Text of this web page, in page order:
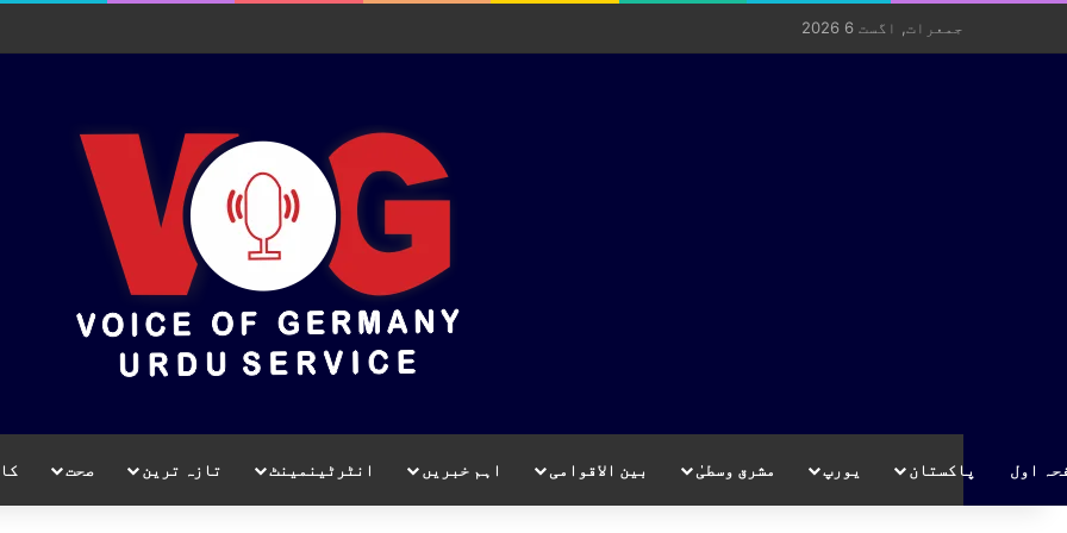
جمعرات, اگست 6 2026
اول پاکستان یورپ مشرق وسطیٰ بین الاقوامی اہم خبریں انٹرٹینمینٹ تازہ ترین صحت